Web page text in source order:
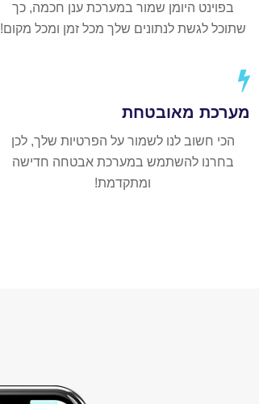
בפוינט היומן שמור במערכת ענן חכמה, כך
שתוכל לגשת לנתונים שלך מכל זמן ומכל מקום!
מערכת מאובטחת
הכי חשוב לנו לשמור על הפרטיות שלך, לכן
בחרנו להשתמש במערכת אבטחה חדישה
ומתקדמת!